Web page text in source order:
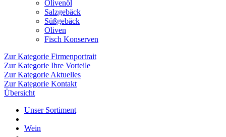
Olivenöl
Salzgebäck
Süßgebäck
Oliven
Fisch Konserven
Zur Kategorie Firmenportrait
Zur Kategorie Ihre Vorteile
Zur Kategorie Aktuelles
Zur Kategorie Kontakt
Übersicht
Unser Sortiment
Wein